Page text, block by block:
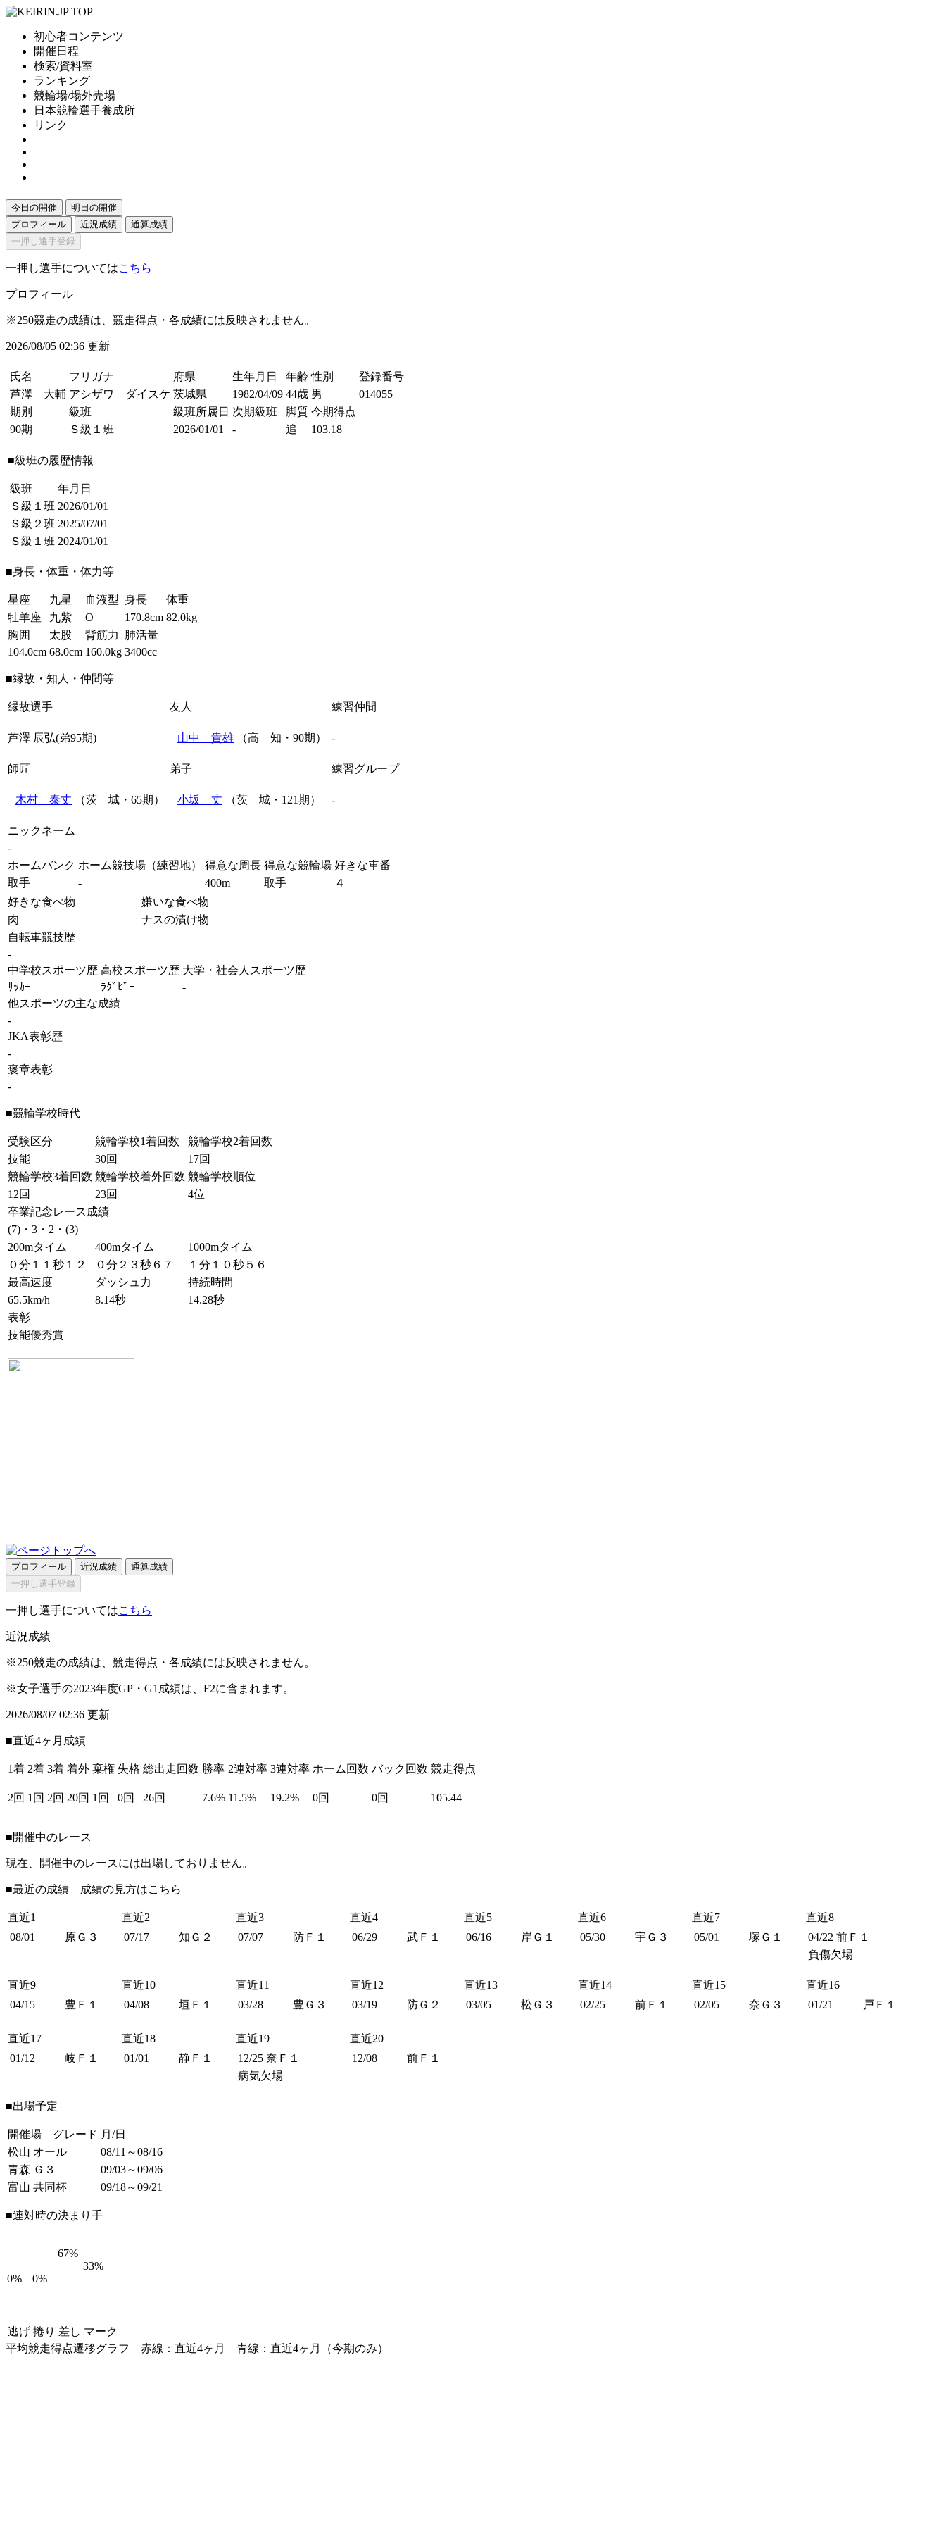
初心者コンテンツ
開催日程
検索/資料室
ランキング
競輪場/場外売場
日本競輪選手養成所
リンク
今日の開催
明日の開催
プロフィール
近況成績
通算成績
一押し選手登録
一押し選手についてはこちら
プロフィール
※250競走の成績は、競走得点・各成績には反映されません。
2026/08/05 02:36 更新
氏名 フリガナ 府県 生年月日 年齢 性別
登録番号
芦澤 大輔 アシザワ ダイスケ 茨城県 1982/04/09 44歳 男
014055
期別
級班 級班所属日 次期級班 脚質 今期得点
90期
Ｓ級１班 2026/01/01 - 追 103.18
■級班の履歴情報
級班
年月日
Ｓ級１班 2026/01/01
Ｓ級２班 2025/07/01
Ｓ級１班 2024/01/01
■身長・体重・体力等
星座 九星 血液型 身長
体重
牡羊座
九紫 O 170.8cm 82.0kg
胸囲
太股 背筋力
肺活量
104.0cm 68.0cm 160.0kg 3400cc
■縁故・知人・仲間等
縁故選手 友人 練習仲間
芦澤 辰弘(弟95期) 山中 貴雄 （高 知・90期） -
師匠 弟子 練習グループ
木村 泰丈 （茨 城・65期） 小坂 丈 （茨 城・121期） -
ニックネーム
-
ホームバンク ホーム競技場（練習地） 得意な周長 得意な競輪場 好きな車番
取手
- 400m 取手
４
好きな食べ物
嫌いな食べ物
肉
ナスの漬け物
自転車競技歴
-
中学校スポーツ歴 高校スポーツ歴 大学・社会人スポーツ歴
ｻｯｶｰ
ﾗｸﾞﾋﾞｰ
-
他スポーツの主な成績
-
JKA表彰歴
-
褒章表彰
-
■競輪学校時代
受験区分 競輪学校1着回数
競輪学校2着回数
技能
30回
17回
競輪学校3着回数 競輪学校着外回数 競輪学校順位
12回
23回
4位
卒業記念レース成績
(7)・3・2・(3)
200mタイム
400mタイム
1000mタイム
０分１１秒１２
０分２３秒６７
１分１０秒５６
最高速度
ダッシュ力
持続時間
65.5km/h
8.14秒
14.28秒
表彰
技能優秀賞
プロフィール 近況成績
通算成績
一押し選手登録
一押し選手についてはこちら
近況成績
※250競走の成績は、競走得点・各成績には反映されません。
※女子選手の2023年度GP・G1成績は、F2に含まれます。
2026/08/07 02:36 更新
■直近4ヶ月成績
1着 2着 3着 着外 棄権 失格 総出走回数 勝率 2連対率 3連対率 ホーム回数 バック回数 競走得点
2回 1回 2回 20回 1回 0回 26回 7.6% 11.5% 19.2% 0回 0回 105.44
■開催中のレース
現在、開催中のレースには出場しておりません。
■最近の成績 成績の見方はこちら
直近1 直近2 直近3 直近4 直近5 直近6 直近7
直近8
08/01
原Ｇ３ 07/17 知Ｇ２ 07/07 防Ｆ１ 06/29 武Ｆ１ 06/16 岸Ｇ１ 05/30 宇Ｇ３ 05/01 塚Ｇ１ 04/22 前Ｆ１
負傷欠場
直近9 直近10 直近11 直近12 直近13 直近14 直近15
直近16
04/15
豊Ｆ１ 04/08 垣Ｆ１ 03/28 豊Ｇ３ 03/19 防Ｇ２ 03/05 松Ｇ３ 02/25 前Ｆ１ 02/05 奈Ｇ３ 01/21 戸Ｆ１
直近17 直近18 直近19
直近20
01/12
岐Ｆ１ 01/01 静Ｆ１ 12/25 奈Ｆ１
病気欠場
12/08 前Ｆ１
■出場予定
開催場 グレード 月/日
松山 オール
08/11～08/16
青森 Ｇ３
09/03～09/06
富山 共同杯
09/18～09/21
■連対時の決まり手
0% 0%
67%
33%
逃げ 捲り 差し マーク
平均競走得点遷移グラフ 赤線：直近4ヶ月 青線：直近4ヶ月（今期のみ）